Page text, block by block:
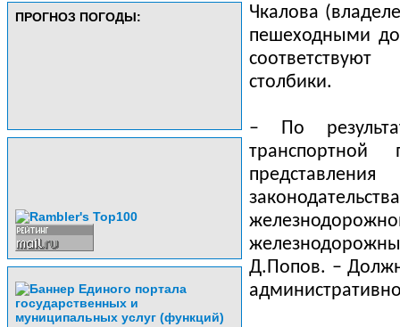
ПРОГНОЗ ПОГОДЫ:
Чкалова
пешеходными
столбики.
– По
транспортной
Д.Попов. –